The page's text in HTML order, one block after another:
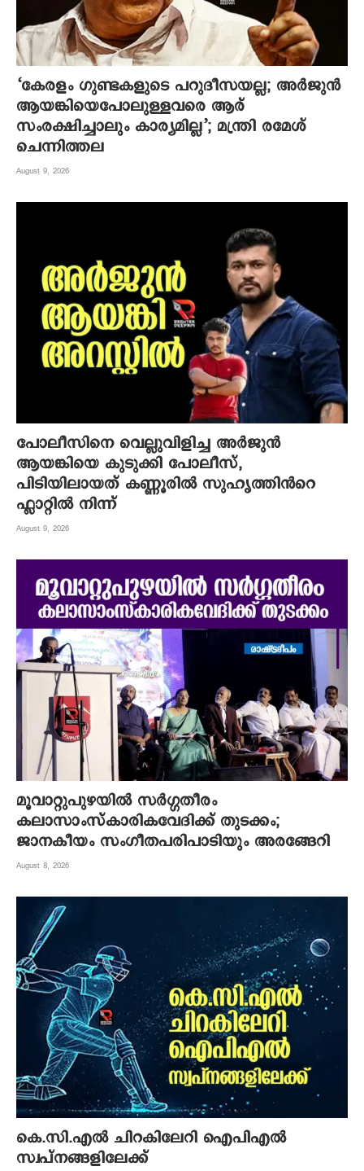
‘കേരളം ഗുണ്ടകളുടെ പറുദീസയല്ല; അർജുൻ
ആയങ്കിയെപോലുള്ളവരെ ആര്
സംരക്ഷിച്ചാലും കാര്യമില്ല’; മന്ത്രി രമേശ്
ചെന്നിത്തല
August 9, 2026
പോലീസിനെ വെല്ലുവിളിച്ച അർജുൻ
ആയങ്കിയെ കുടുക്കി പോലീസ്,
പിടിയിലായത് കണ്ണൂരിൽ സുഹൃത്തിൻറെ
ഫ്ലാറ്റിൽ നിന്ന്
August 9, 2026
മൂവാറ്റുപുഴയില്‍ സര്‍ഗ്ഗതീരം
കലാസാംസ്‌കാരികവേദിക്ക് തുടക്കം;
ജാനകീയം സംഗീതപരിപാടിയും അരങ്ങേറി
August 8, 2026
കെ.സി.എല്‍ ചിറകിലേറി ഐപിഎല്‍
സ്വപ്നങ്ങളിലേക്ക്